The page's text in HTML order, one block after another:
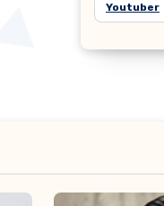
Youtuber